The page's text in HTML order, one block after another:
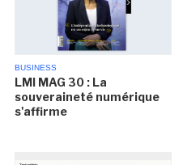
BUSINESS
LMI MAG 30 : La
souveraineté numérique
s'affirme